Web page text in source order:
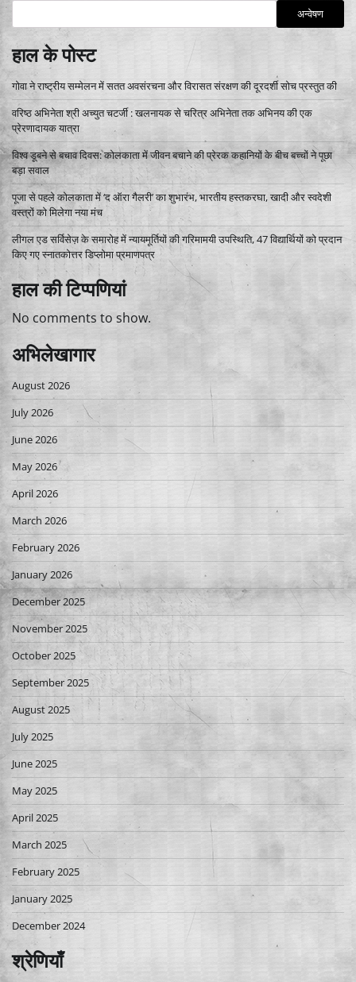
अन्वेषण
हाल के पोस्ट
गोवा ने राष्ट्रीय सम्मेलन में सतत अवसंरचना और विरासत संरक्षण की दूरदर्शी सोच प्रस्तुत की
वरिष्ठ अभिनेता श्री अच्युत चटर्जी : खलनायक से चरित्र अभिनेता तक अभिनय की एक
प्रेरणादायक यात्रा
विश्व डूबने से बचाव दिवस: कोलकाता में जीवन बचाने की प्रेरक कहानियों के बीच बच्चों ने पूछा
बड़ा सवाल
पूजा से पहले कोलकाता में ‘द ऑरा गैलरी’ का शुभारंभ, भारतीय हस्तकरघा, खादी और स्वदेशी
वस्त्रों को मिलेगा नया मंच
लीगल एड सर्विसेज़ के समारोह में न्यायमूर्तियों की गरिमामयी उपस्थिति, 47 विद्यार्थियों को प्रदान
किए गए स्नातकोत्तर डिप्लोमा प्रमाणपत्र
हाल की टिप्पणियां
No comments to show.
अभिलेखागार
August 2026
July 2026
June 2026
May 2026
April 2026
March 2026
February 2026
January 2026
December 2025
November 2025
October 2025
September 2025
August 2025
July 2025
June 2025
May 2025
April 2025
March 2025
February 2025
January 2025
December 2024
श्रेणियाँ